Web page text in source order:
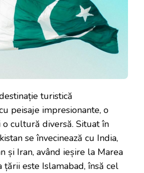
turistică
peisaje impresionante, o
cultură diversă. Situat în
se învecinează cu India,
și Iran, având ieșire la Marea
țării este Islamabad, însă cel